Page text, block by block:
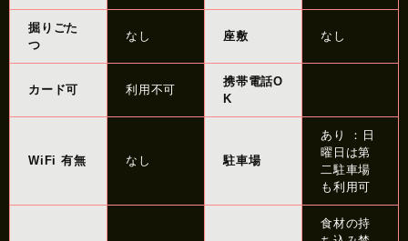
掘りごた
つ
なし 座敷 なし
カード可 利用不可
携帯電話O
K
WiFi 有無 なし 駐車場
あり ：日
曜日は第
二駐車場
も利用可
食材の持